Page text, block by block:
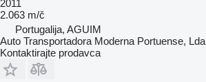
2011
2.063 m/č
Portugalija, AGUIM
Auto Transportadora Moderna Portuense, Lda
Kontaktirajte prodavca